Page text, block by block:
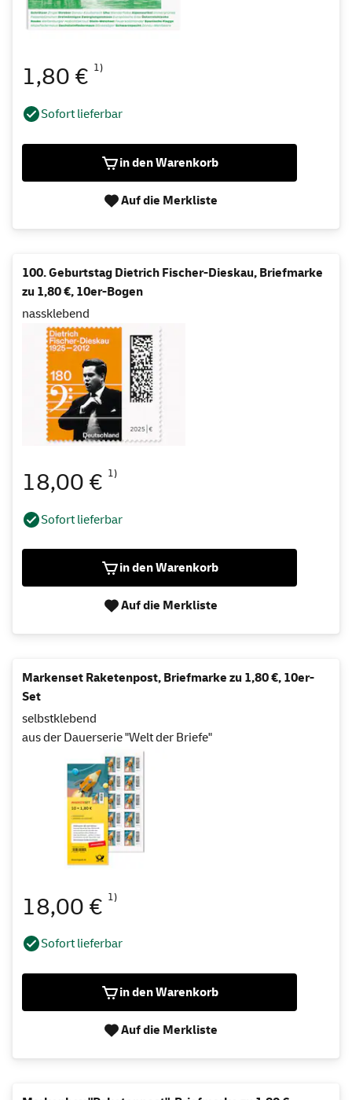
1,80 € 1)
Sofort lieferbar
in den Warenkorb
Auf die Merkliste
100. Geburtstag Dietrich Fischer-Dieskau, Briefmarke
zu 1,80 €, 10er-Bogen
nassklebend
18,00 € 1)
Sofort lieferbar
in den Warenkorb
Auf die Merkliste
Markenset Raketenpost, Briefmarke zu 1,80 €, 10er-
Set
selbstklebend
aus der Dauerserie "Welt der Briefe"
18,00 € 1)
Sofort lieferbar
in den Warenkorb
Auf die Merkliste